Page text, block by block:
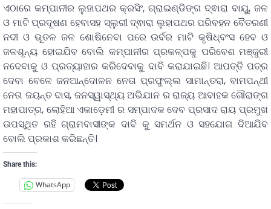
ଏଠାରେ କମ୍ପାନୀର ଲୁହାପଥର କ୍ରସିଂ, ଗ୍ରାଇଣ୍ଡିଙ୍ଗ ଦ୍ଵାରା ବାୟୁ, ଜଳ
ଓ ମାଟି ପ୍ରଦୂଷଣ ହେବାସହ ସ୍ଲୁରୀ ଦ୍ଵାରା ଲୁହାପଥର ପରିବହନ ବୈତରଣୀ
ନଦୀ ଓ ଭୂତଳ ଜଳ ଶୋଷିନେବା ପରେ ଉର୍ବର ମାଟି କୃଷିଧ୍ବଂସ ହେବ ଓ
ଜଳଶୂନ୍ୟ ହୋଇଯିବ ବୋଲି କମ୍ପାନୀର ପ୍ରକଳ୍ପକୁ ପରିବେଶ ମଞ୍ଜୁରୀ
ନଦେବାକୁ ଓ ପ୍ରତ୍ୟାହାର କରିଦେବାକୁ ଦାବି କରାଯାଇଛି। ଆପତ୍ତି ପତ୍ର
ଦେବା ବେଳେ ଜନଆନ୍ଦୋଳନ ନେତା ପ୍ରଫୁଲ୍ଲ ସାମାନ୍ତରା, ବାମପନ୍ଥୀ
ନେତା ଜୟନ୍ତ ଦାସ, ଜନସ୍ୱାସ୍ଥ୍ୟ ଅଭିଯାନ ର ରାଜ୍ୟ ଆବାହକ ଗୌରାଙ୍ଗ
ମହାପାତ୍ର, ଲୋହିଆ ଏକାଡ଼େମୀ ର ସମ୍ପାଦକ ଦେବ ପ୍ରସାଦ ରାୟ ପ୍ରମୁଖ
ଉପସ୍ଥିତ ରହି ଗ୍ରାମବାସୀଙ୍କ ଦାବି କୁ ସମର୍ଥନ ଓ ସହଯୋଗ ଦିଆଯିବ
ବୋଲି ପ୍ରକାଶ କରିଛନ୍ତି।
Share this:
WhatsApp